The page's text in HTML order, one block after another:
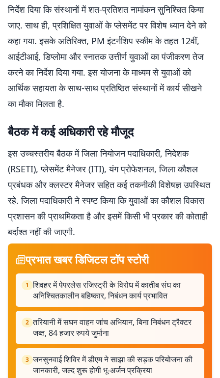
निर्देश दिया कि संस्थानों में शत-प्रतिशत नामांकन सुनिश्चित किया
जाए. साथ ही, प्रशिक्षित युवाओं के प्लेसमेंट पर विशेष ध्यान देने को
कहा गया. इसके अतिरिक्त, PM इंटर्नशिप स्कीम के तहत 12वीं,
आईटीआई, डिप्लोमा और स्नातक उत्तीर्ण युवाओं का पंजीकरण तेज
करने का निर्देश दिया गया. इस योजना के माध्यम से युवाओं को
आर्थिक सहायता के साथ-साथ प्रतिष्ठित संस्थानों में कार्य सीखने
का मौका मिलता है.
बैठक में कई अधिकारी रहे मौजूद
इस उच्चस्तरीय बैठक में जिला नियोजन पदाधिकारी, निदेशक
(RSETI), प्लेसमेंट मैनेजर (ITI), यंग प्रोफेशनल, जिला कौशल
प्रबंधक और क्लस्टर मैनेजर सहित कई तकनीकी विशेषज्ञ उपस्थित
रहे. जिला पदाधिकारी ने स्पष्ट किया कि युवाओं का कौशल विकास
प्रशासन की प्राथमिकता है और इसमें किसी भी प्रकार की कोताही
बर्दाश्त नहीं की जाएगी.
प्रभात खबर डिजिटल टॉप स्टोरी
1 शिवहर में पेपरलेस रजिस्ट्री के विरोध में कातीब संघ का
अनिश्चितकालीन बहिष्कार, निबंधन कार्य प्रभावित
2 तरियानी में सघन वाहन जांच अभियान, बिना निबंधन ट्रैक्टर
जब्त, 84 हजार रुपये जुर्माना
3 जनसुनवाई शिविर में डीएम ने साझा की सड़क परियोजना की
जानकारी, जल्द शुरू होगी भू-अर्जन प्रक्रिया